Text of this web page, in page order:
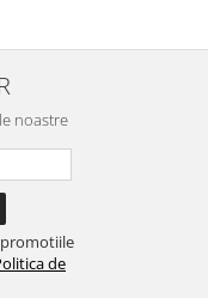
noastre
de